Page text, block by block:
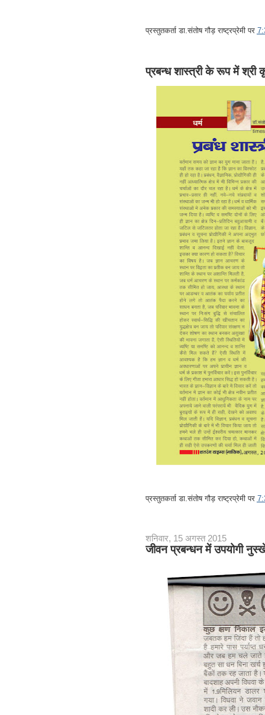
प्रस्तुतकर्ताडा.संतोष गौड़ राष्ट्रप्रेमी पर
प्रबन्ध शास्त्री के रूप में श्री
प्रस्तुतकर्ताडा.संतोष गौड़ राष्ट्रप्रेमी पर
शनिवार, 15 अगस्त 2015
जीवन प्रबन्धन में उपयोगी